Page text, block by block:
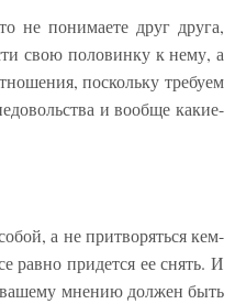
не понимаете друг друга,
свою половинку к нему, а
поскольку требуем
и вообще какие-
а не притворяться кем-
равно придется ее снять. И
мнению должен быть